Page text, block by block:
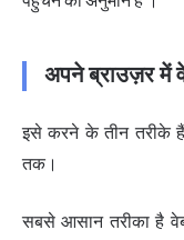
अपने ब्राउज़र में
इसे करने के तीन तरीके
तक।
सबसे आसान तरीका है